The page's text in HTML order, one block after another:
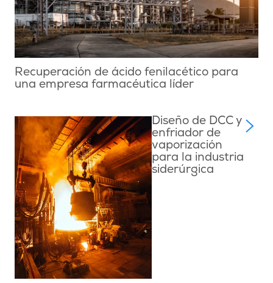
Recuperación de ácido fenilacético para
una empresa farmacéutica líder
Diseño de DCC y
enfriador de
vaporización
para la industria
siderúrgica